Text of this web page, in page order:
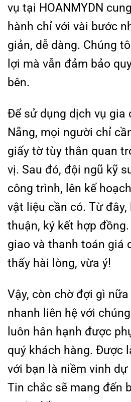
vụ tại HOANMYDN
hành chỉ với vài bước
giản, dễ dàng. Chúng
lợi mà vẫn đảm bảo
bên.
Để sử dụng dịch vụ gia
Nẵng, mọi người chỉ
giấy tờ tùy thân quan
vị. Sau đó, đội ngũ kỹ
công trình, lên kế
vật liệu cần có. Từ
thuận, ký kết hợp
giao và thanh toán giá
thấy hài lòng, vừa ý!
Vậy, còn chờ đợi gì
nhanh liên hệ với
luôn hân hạnh được
quý khách hàng. Được
với bạn là niềm vinh
Tin chắc sẽ mang đến